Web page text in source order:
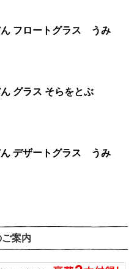
ノラネコぐんだん フロートグラス うみ
ノラネコぐんだん グラス そらをとぶ
ノラネコぐんだん デザートグラス うみ
案内